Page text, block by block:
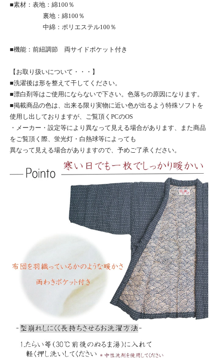
■素材：表地：綿100％
裏地：綿100％
中綿：ポリエステル100％
■機能：前紐調節 両サイドポケット付き
【お取り扱いについて・・・】
■洗濯後は形を整えて干してください。
■漂白剤等はご使用にならないで下さい。色落ちの原因になります。
■掲載商品の色は、出来る限り実物に近い色が出るよう特殊ソフトを
使用し出しておりますが、ご覧頂くPCのOS
・メーカー・設定等により異なって見える場合があります、また商品
をご覧頂く際、蛍光灯・白熱球等によっても
異なって見える場合がありますので、予めご了承ください。